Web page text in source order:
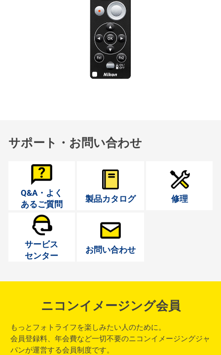
サポート・お問い合わせ
Q&A・よく
あるご質問
製品カタログ 修理
サービス
センター
お問い合わせ
ニコンイメージング会員
もっとフォトライフを楽しみたい人のために。
会員登録料、年会費など一切不要のニコンイメージングジャ
パンが運営する会員制度です。